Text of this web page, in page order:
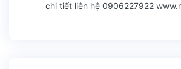
chi tiết liên hệ 0906227922